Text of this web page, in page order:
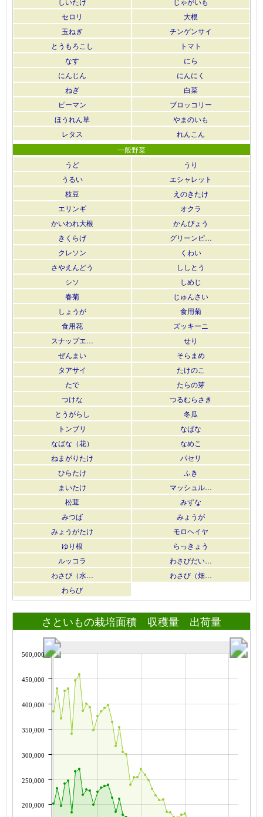
セロリ
大根
玉ねぎ
チンゲンサイ
とうもろこし
トマト
なす
にら
にんじん
にんにく
ねぎ
白菜
ピーマン
ブロッコリー
ほうれん草
やまのいも
レタス
れんこん
一般野菜
うど
うり
うるい
エシャレット
枝豆
えのきたけ
エリンギ
オクラ
かいわれ大根
かんぴょう
きくらげ
グリーンピ…
クレソン
くわい
さやえんどう
ししとう
シソ
しめじ
春菊
じゅんさい
しょうが
食用菊
食用花
ズッキーニ
スナップエ…
せり
ぜんまい
そらまめ
タアサイ
たけのこ
たで
たらの芽
つけな
つるむらさき
とうがらし
冬瓜
トンブリ
なばな
なばな（花）
なめこ
ねまがりたけ
パセリ
ひらたけ
ふき
まいたけ
マッシュル…
松茸
みずな
みつば
みょうが
みょうがたけ
モロヘイヤ
ゆり根
らっきょう
ルッコラ
わさびだい…
わさび（水…
わさび（畑…
わらび
さといもの栽培面積 収穫量 出荷量
200,000
250,000
300,000
350,000
400,000
450,000
500,000